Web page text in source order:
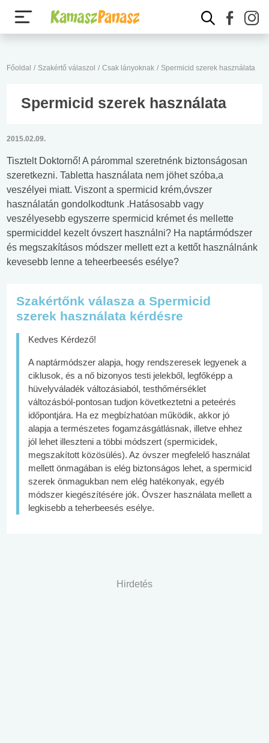
Főoldal / Szakértő válaszol / Csak lányoknak / Spermicid szerek használata
Spermicid szerek használata
2015.02.09.
Tisztelt Doktornő! A párommal szeretnénk biztonságosan
szeretkezni. Tabletta használata nem jöhet szóba,a
veszélyei miatt. Viszont a spermicid krém,óvszer
használatán gondolkodtunk .Hatásosabb vagy
veszélyesebb egyszerre spermicid krémet és mellette
spermiciddel kezelt óvszert használni? Ha naptármódszer
és megszakításos módszer mellett ezt a kettőt használnánk
kevesebb lenne a teheerbeesés esélye?
Szakértőnk válasza a Spermicid
szerek használata kérdésre
Kedves Kérdező!
A naptármódszer alapja, hogy rendszeresek legyenek a
ciklusok, és a nő bizonyos testi jelekből, legfőképp a
hüvelyváladék változásiaból, testhőmérséklet
változásból-pontosan tudjon következtetni a peteérés
időpontjára. Ha ez megbízhatóan működik, akkor jó
alapja a természetes fogamzásgátlásnak, illetve ehhez
jól lehet illeszteni a többi módszert (spermicidek,
megszakított közösülés). Az óvszer megfelelő használat
mellett önmagában is elég biztonságos lehet, a spermicid
szerek önmagukban nem elég hatékonyak, egyéb
módszer kiegészítésére jók. Óvszer használata mellett a
legkisebb a teherbeesés esélye.
Hirdetés